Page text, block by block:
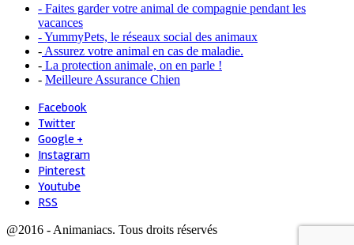
- Faites garder votre animal de compagnie pendant les
vacances
- YummyPets, le réseaux social des animaux
- Assurez votre animal en cas de maladie.
- La protection animale, on en parle !
- Meilleure Assurance Chien
Facebook
Twitter
Google +
Instagram
Pinterest
Youtube
RSS
@2016 - Animaniacs. Tous droits réservés